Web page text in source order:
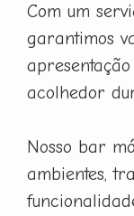
Com um
garantimos
acolhedor
Nosso bar
ambientes,